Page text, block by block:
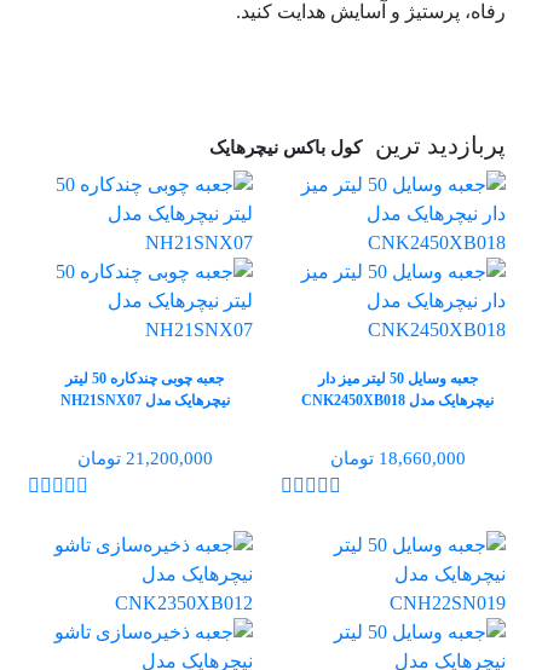
رفاه، پرستیژ و آسایش هدایت کنید.
پربازدید ترین کول باکس نیچرهایک
جعبه وسایل 50 لیتر میز دار
نیچرهایک مدل CNK2450XB018
18,660,000 تومان
جعبه چوبی چندکاره 50 لیتر
نیچرهایک مدل NH21SNX07
21,200,000 تومان